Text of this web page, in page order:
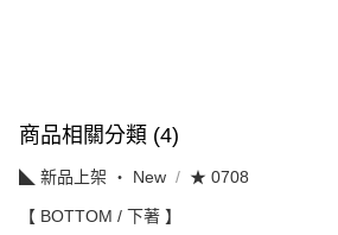
商品相關分類 (4)
◣ 新品上架 ‧ New ★ 0708
【 BOTTOM / 下著 】